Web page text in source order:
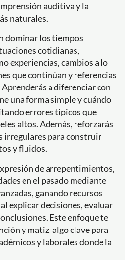
auditiva y la
naturales.
dominar los tiempos
cotidianas,
experiencias, cambios a lo
que continúan y referencias
a diferenciar con
una forma simple y cuándo
errores típicos que
altos. Además, reforzarás
irregulares para construir
y fluidos.
de arrepentimientos,
en el pasado mediante
ganando recursos
explicar decisiones, evaluar
Este enfoque te
y matiz, algo clave para
y laborales donde la